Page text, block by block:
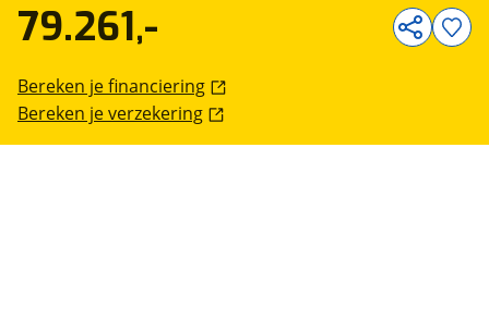
79.261,-
Bereken je financiering
Bereken je verzekering